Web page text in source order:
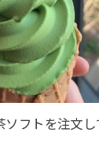
フトを注文し